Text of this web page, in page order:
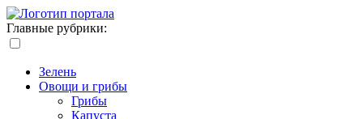
Главные рубрики:
Зелень
Овощи и грибы
Грибы
Капуста